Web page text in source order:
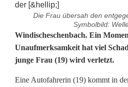
Die Frau übersah den
Symbolbild:
A
u
t
Windischeschenbach. Ein
Unaufmerksamkeit hat viel
junge Frau (19) wird verletzt.
Eine Autofahrerin (19) kommt in